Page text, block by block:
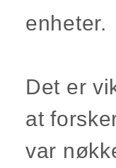
enheter.
Det er
at
var